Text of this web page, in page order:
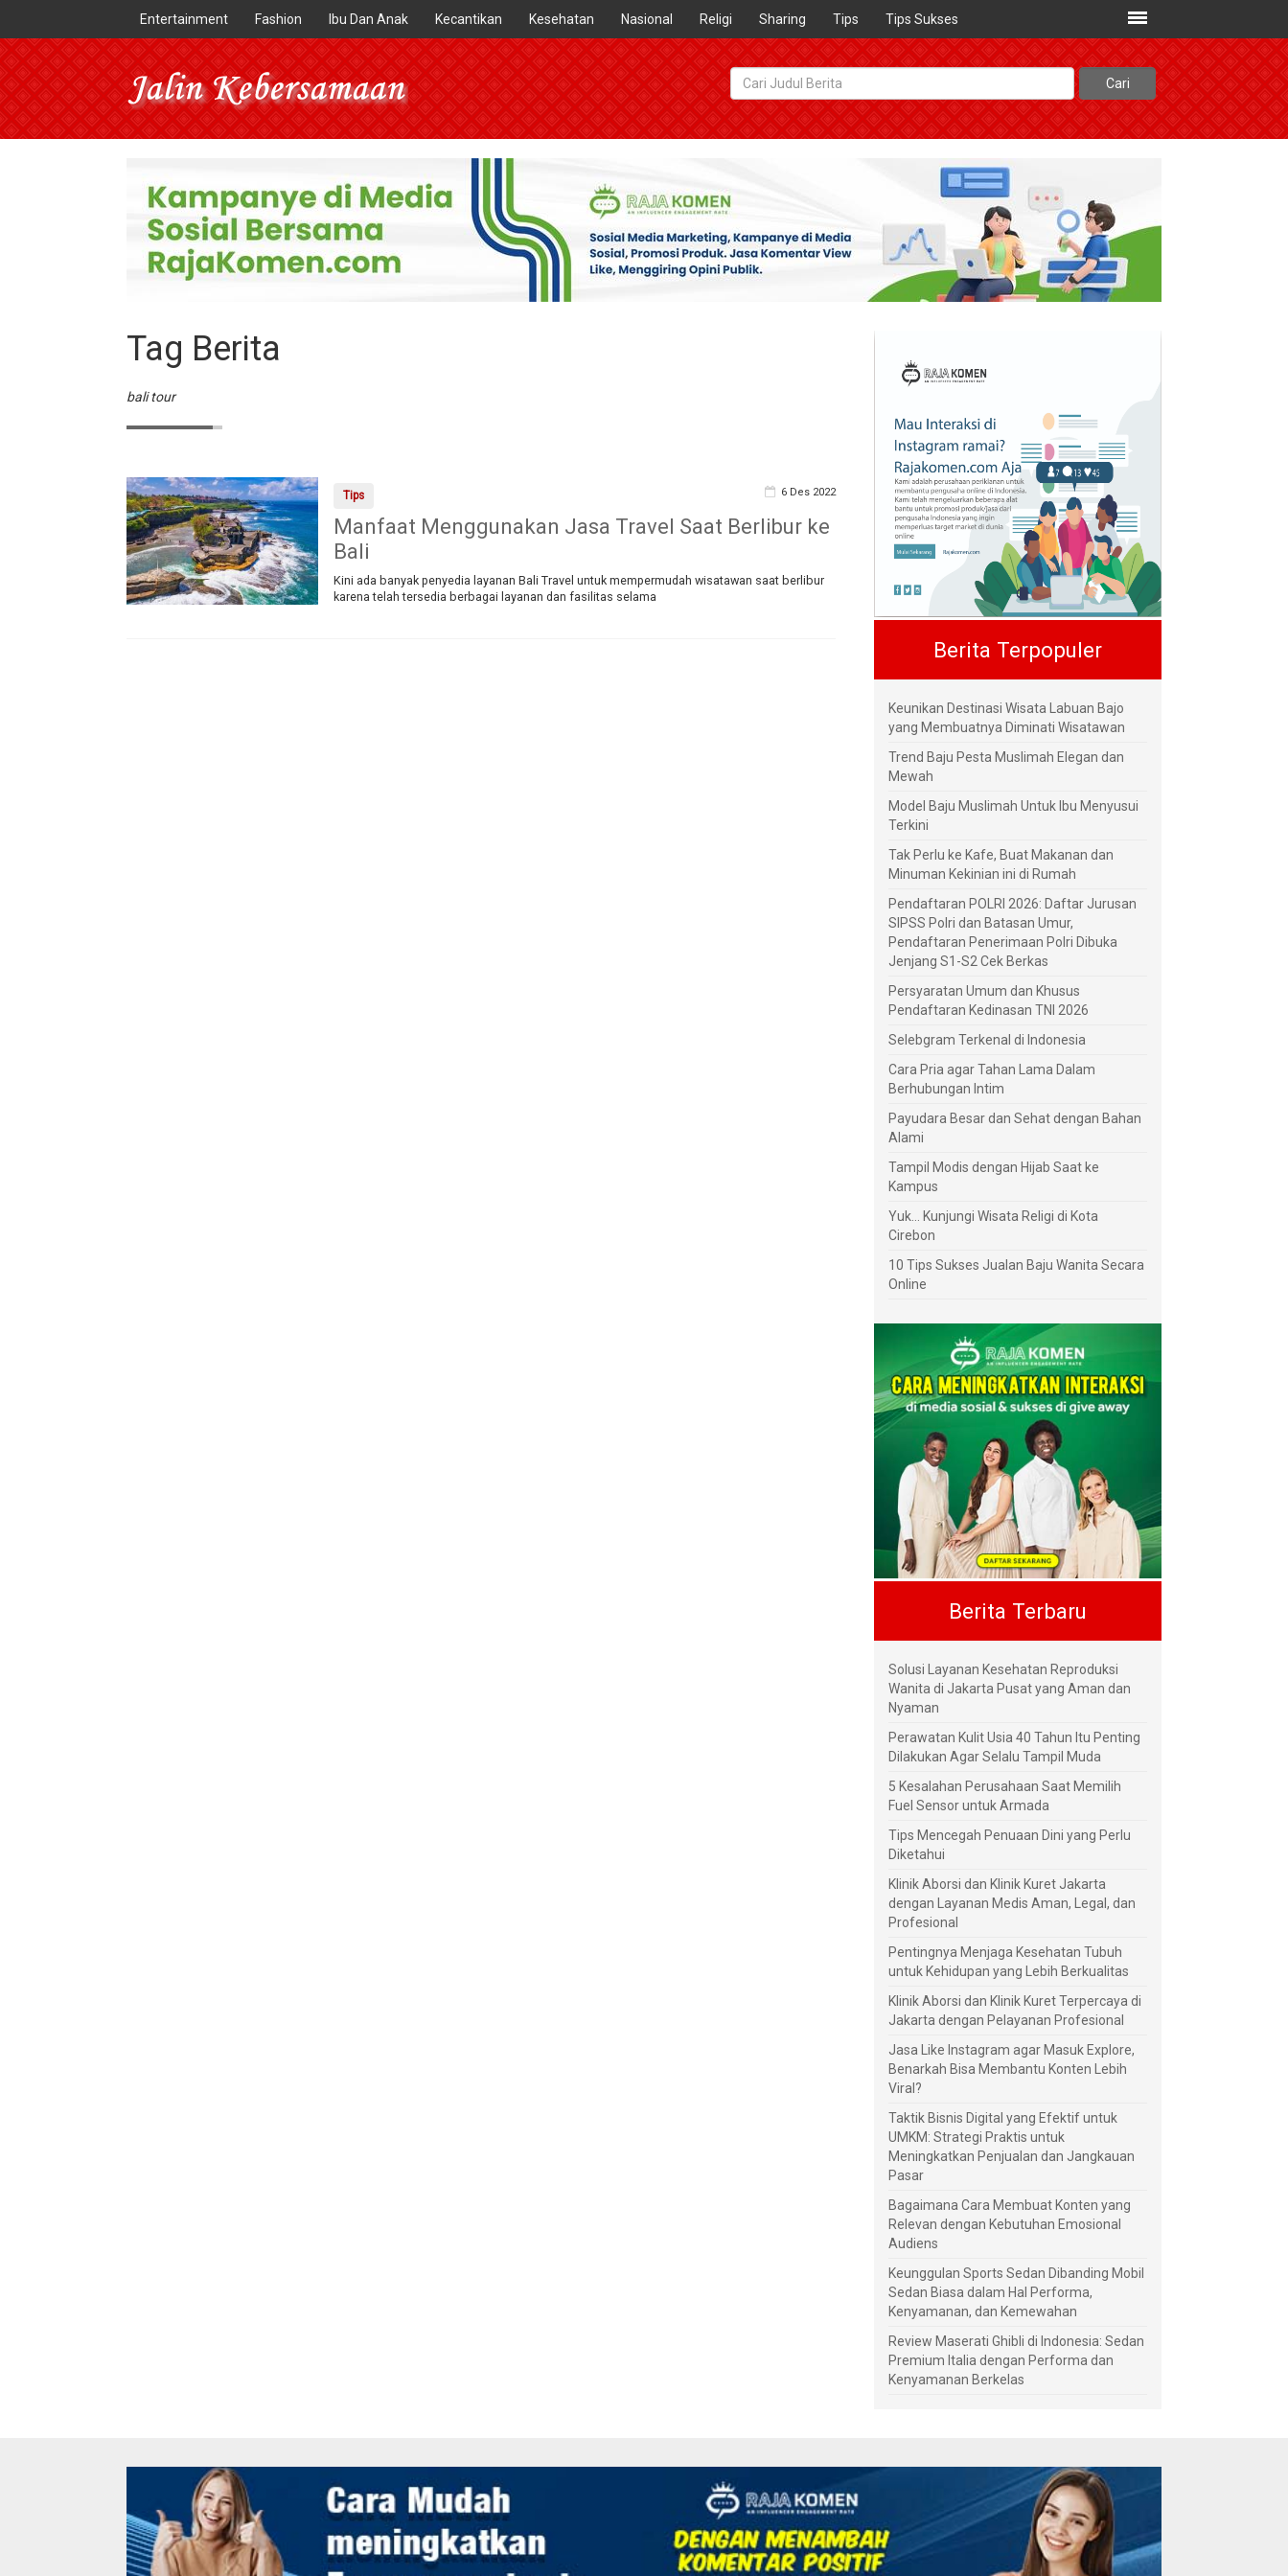
Entertainment Fashion Ibu Dan Anak Kecantikan Kesehatan Nasional Religi Sharing Tips Tips Sukses
Tag Berita
bali tour
Tips 6 Des 2022
Manfaat Menggunakan Jasa Travel Saat Berlibur ke
Bali
Kini ada banyak penyedia layanan Bali Travel untuk mempermudah wisatawan saat berlibur
karena telah tersedia berbagai layanan dan fasilitas selama
Berita Terpopuler
Keunikan Destinasi Wisata Labuan Bajo
yang Membuatnya Diminati Wisatawan
Trend Baju Pesta Muslimah Elegan dan
Mewah
Model Baju Muslimah Untuk Ibu Menyusui
Terkini
Tak Perlu ke Kafe, Buat Makanan dan
Minuman Kekinian ini di Rumah
Pendaftaran POLRI 2026: Daftar Jurusan
SIPSS Polri dan Batasan Umur,
Pendaftaran Penerimaan Polri Dibuka
Jenjang S1-S2 Cek Berkas
Persyaratan Umum dan Khusus
Pendaftaran Kedinasan TNI 2026
Selebgram Terkenal di Indonesia
Cara Pria agar Tahan Lama Dalam
Berhubungan Intim
Payudara Besar dan Sehat dengan Bahan
Alami
Tampil Modis dengan Hijab Saat ke
Kampus
Yuk... Kunjungi Wisata Religi di Kota
Cirebon
10 Tips Sukses Jualan Baju Wanita Secara
Online
Berita Terbaru
Solusi Layanan Kesehatan Reproduksi
Wanita di Jakarta Pusat yang Aman dan
Nyaman
Perawatan Kulit Usia 40 Tahun Itu Penting
Dilakukan Agar Selalu Tampil Muda
5 Kesalahan Perusahaan Saat Memilih
Fuel Sensor untuk Armada
Tips Mencegah Penuaan Dini yang Perlu
Diketahui
Klinik Aborsi dan Klinik Kuret Jakarta
dengan Layanan Medis Aman, Legal, dan
Profesional
Pentingnya Menjaga Kesehatan Tubuh
untuk Kehidupan yang Lebih Berkualitas
Klinik Aborsi dan Klinik Kuret Terpercaya di
Jakarta dengan Pelayanan Profesional
Jasa Like Instagram agar Masuk Explore,
Benarkah Bisa Membantu Konten Lebih
Viral?
Taktik Bisnis Digital yang Efektif untuk
UMKM: Strategi Praktis untuk
Meningkatkan Penjualan dan Jangkauan
Pasar
Bagaimana Cara Membuat Konten yang
Relevan dengan Kebutuhan Emosional
Audiens
Keunggulan Sports Sedan Dibanding Mobil
Sedan Biasa dalam Hal Performa,
Kenyamanan, dan Kemewahan
Review Maserati Ghibli di Indonesia: Sedan
Premium Italia dengan Performa dan
Kenyamanan Berkelas